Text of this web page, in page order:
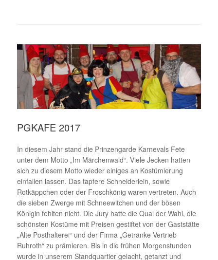
PGKAFE 2017
In diesem Jahr stand die Prinzengarde Karnevals Fete
unter dem Motto „Im Märchenwald“. Viele Jecken hatten
sich zu diesem Motto wieder einiges an Kostümierung
einfallen lassen. Das tapfere Schneiderlein, sowie
Rotkäppchen oder der Froschkönig waren vertreten. Auch
die sieben Zwerge mit Schneewitchen und der bösen
Königin fehlten nicht. Die Jury hatte die Qual der Wahl, die
schönsten Kostüme mit Preisen gestiftet von der Gaststätte
„Alte Posthalterei“ und der Firma „Getränke Vertrieb
Ruhroth“ zu prämieren. Bis in die frühen Morgenstunden
wurde in unserem Standquartier gelacht, getanzt und